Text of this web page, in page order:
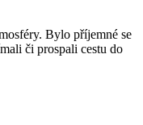
Bylo příjemné se
či prospali cestu do